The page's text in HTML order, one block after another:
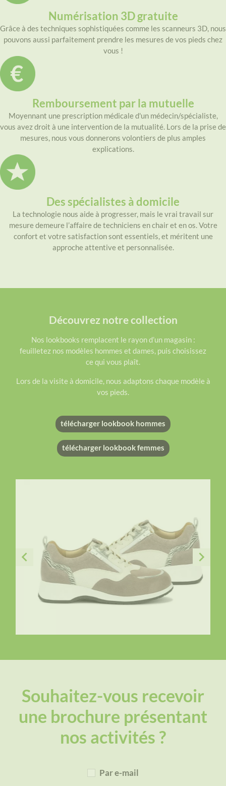
Numérisation 3D gratuite
Grâce à des techniques sophistiquées comme les scanneurs 3D, nous
pouvons aussi parfaitement prendre les mesures de vos pieds chez
vous !
Remboursement par la mutuelle
Moyennant une prescription médicale d'un médecin/spécialiste,
vous avez droit à une intervention de la mutualité. Lors de la prise de
mesures, nous vous donnerons volontiers de plus amples
explications.
Des spécialistes à domicile
La technologie nous aide à progresser, mais le vrai travail sur
mesure demeure l’affaire de techniciens en chair et en os. Votre
confort et votre satisfaction sont essentiels, et méritent une
approche attentive et personnalisée.
Découvrez notre collection
Nos lookbooks remplacent le rayon d’un magasin :
feuilletez nos modèles hommes et dames, puis choisissez
ce qui vous plaît.
Lors de la visite à domicile, nous adaptons chaque modèle à
vos pieds.
télécharger lookbook hommes
télécharger lookbook femmes
Souhaitez-vous recevoir
une brochure présentant
nos activités ?
Par e-mail